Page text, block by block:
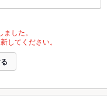
した。
してください。